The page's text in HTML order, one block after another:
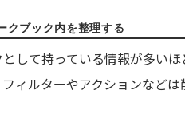
クブック内を整理する
として持っている情報が多い
ィルターやアクションなどは